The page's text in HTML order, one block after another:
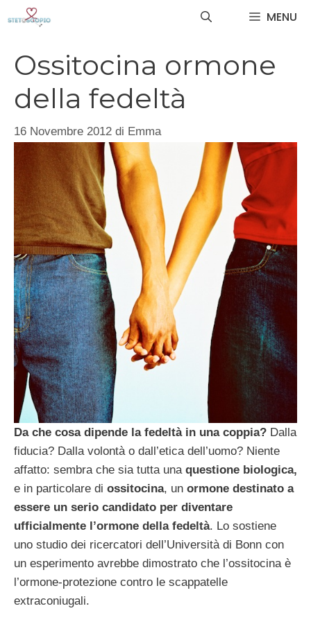
MENU
Ossitocina ormone
della fedeltà
16 Novembre 2012 di Emma
Da che cosa dipende la fedeltà in una coppia? Dalla
fiducia? Dalla volontà o dall’etica dell’uomo? Niente
affatto: sembra che sia tutta unaquestione biologica,
e in particolare di ossitocina, un ormone destinato a
essere un serio candidato per diventare
ufficialmente l’ormone della fedeltà. Lo sostiene
uno studio dei ricercatori dell’Università di Bonn con
un esperimento avrebbe dimostrato che l’ossitocina è
l’ormone-protezione contro le scappatelle
extraconiugali.